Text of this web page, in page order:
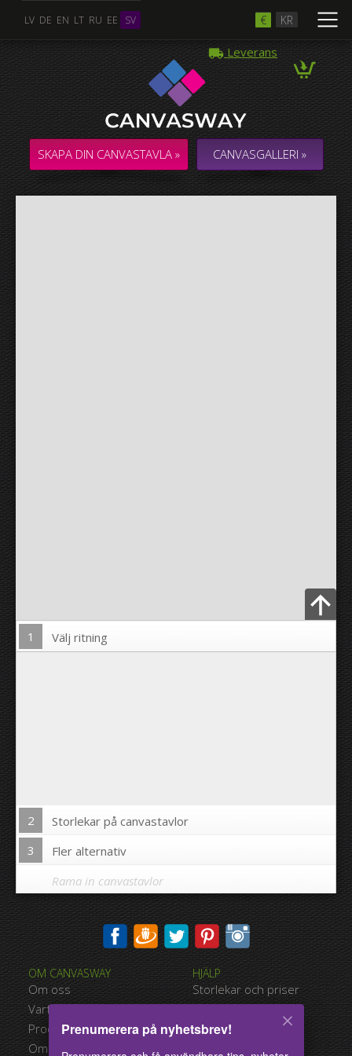
LV DE EN LT RU EE SV € KR
Leverans
SKAPA DIN CANVASTAVLA » CANVASGALLERI »
Ladda upp foto
1 Välj ritning
2
Storlekar på canvastavlor
3
Fler alternativ
Skriva ut bilden på kanterna av din canvastavla:
Nej
Rama in canvastavlor
Flera Foton
COLLAGE / KOMPOSITION med flera foton
OM CANVASWAY
Om oss
Varför Canvasway.com
Produktkvalitet
Omdömen
HJÄLP
Storlekar och priser
Betalningsalternativ
Typer av leverans
Användarvillkor
Prenumerera på nyhetsbrev!